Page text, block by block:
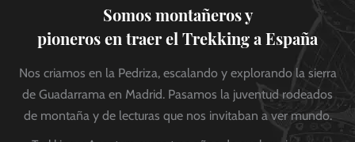
Somos montañeros y
pioneros en traer el Trekking a España
Nos criamos en la Pedriza, escalando y explorando la sierra
de Guadarrama en Madrid. Pasamos la juventud rodeados
de montaña y de lecturas que nos invitaban a ver mundo.